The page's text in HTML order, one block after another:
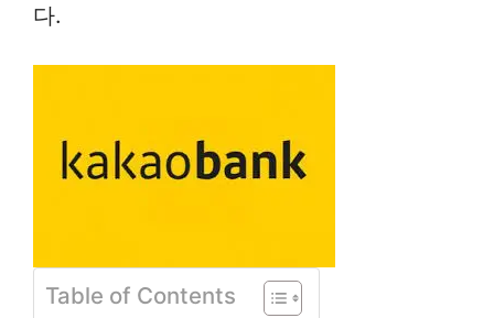
다.
Table of Contents